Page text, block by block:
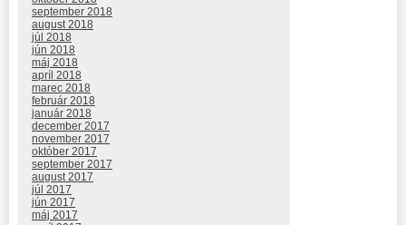
september 2018
august 2018
júl 2018
jún 2018
máj 2018
apríl 2018
marec 2018
február 2018
január 2018
december 2017
november 2017
október 2017
september 2017
august 2017
júl 2017
jún 2017
máj 2017